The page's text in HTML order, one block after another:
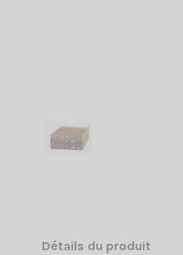
Détails du produit